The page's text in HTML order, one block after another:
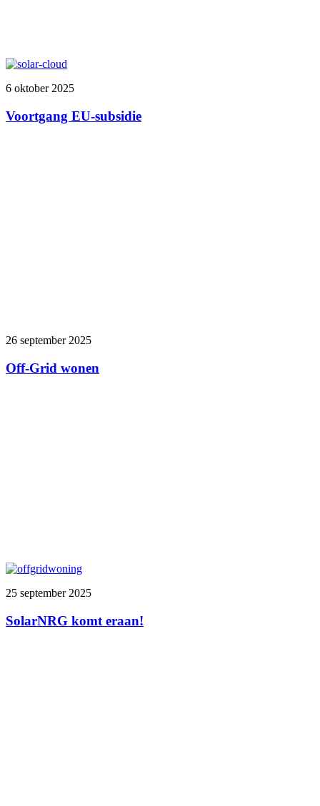
6 oktober 2025
Voortgang EU-subsidie
26 september 2025
Off-Grid wonen
25 september 2025
SolarNRG komt eraan!